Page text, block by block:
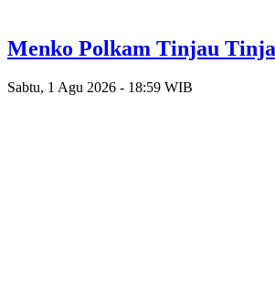
Menko Polkam Tinjau
Sabtu, 1 Agu 2026 - 18:59 WIB